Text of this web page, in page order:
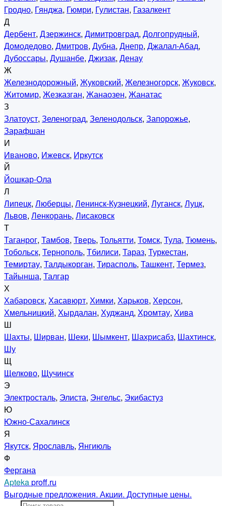
Гродно, Гянджа, Гюмри, Гулистан, Газалкент
Д
Дербент, Дзержинск, Димитровград, Долгопрудный,
Домодедово, Дмитров, Дубна, Днепр, Джалал-Абад,
Дубоссары, Душанбе, Джизак, Денау
Ж
Железнодорожный, Жуковский, Железногорск, Жуковск,
Житомир, Жезказган, Жанаозен, Жанатас
З
Златоуст, Зеленоград, Зеленодольск, Запорожье,
Зарафшан
И
Иваново, Ижевск, Иркутск
Й
Йошкар-Ола
Л
Липецк, Люберцы, Ленинск-Кузнецкий, Луганск, Луцк,
Львов, Ленкорань, Лисаковск
Т
Таганрог, Тамбов, Тверь, Тольятти, Томск, Тула, Тюмень,
Тобольск, Тернополь, Тбилиси, Тараз, Туркестан,
Темиртау, Талдыкорган, Тирасполь, Ташкент, Термез,
Тайынша, Талгар
Х
Хабаровск, Хасавюрт, Химки, Харьков, Херсон,
Хмельницкий, Хырдалан, Худжанд, Хромтау, Хива
Ш
Шахты, Ширван, Шеки, Шымкент, Шахрисабз, Шахтинск,
Шу
Щ
Щелково, Щучинск
Э
Электросталь, Элиста, Энгельс, Экибастуз
Ю
Южно-Сахалинск
Я
Якутск, Ярославль, Янгиюль
Ф
Фергана
Aptekaproff.ru
Выгодные предложения. Акции. Доступные цены.